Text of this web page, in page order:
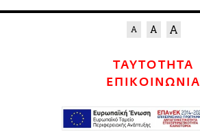
ΤΑΥΤΟΤΗΤΑ
ΕΠΙΚΟΙΝΩΝΙΑ